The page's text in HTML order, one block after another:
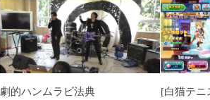
劇的ハンムラビ法典
[白猫テ